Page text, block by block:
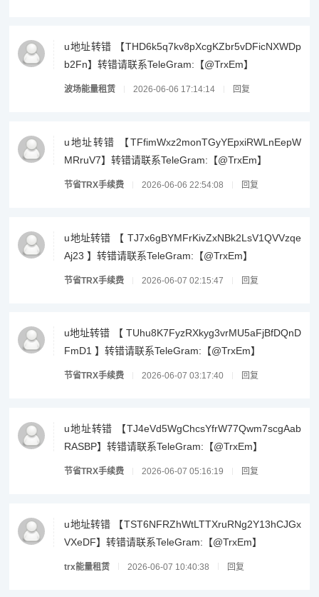
u地址转错 【THD6k5q7kv8pXcgKZbr5vDFicNXWDp
b2Fn】转错请联系TeleGram:【@TrxEm】
波场能量租赁 2026-06-06 17:14:14 回复
u地址转错 【TFfimWxz2monTGyYEpxiRWLnEepW
MRruV7】转错请联系TeleGram:【@TrxEm】
节省TRX手续费 2026-06-06 22:54:08 回复
u地址转错 【 TJ7x6gBYMFrKivZxNBk2LsV1QVVzqe
Aj23 】转错请联系TeleGram:【@TrxEm】
节省TRX手续费 2026-06-07 02:15:47 回复
u地址转错 【 TUhu8K7FyzRXkyg3vrMU5aFjBfDQnD
FmD1 】转错请联系TeleGram:【@TrxEm】
节省TRX手续费 2026-06-07 03:17:40 回复
u地址转错 【TJ4eVd5WgChcsYfrW77Qwm7scgAab
RASBP】转错请联系TeleGram:【@TrxEm】
节省TRX手续费 2026-06-07 05:16:19 回复
u地址转错 【TST6NFRZhWtLTTXruRNg2Y13hCJGx
VXeDF】转错请联系TeleGram:【@TrxEm】
trx能量租赁 2026-06-07 10:40:38 回复